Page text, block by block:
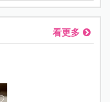
看更多